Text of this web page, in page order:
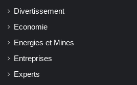
Divertissement
Economie
Energies et Mines
Entreprises
Experts